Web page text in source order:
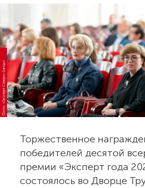
Фото: «Эксперт Северо-Запад»
Торжественное
победителей десятой
премии «Эксперт года
состоялось во Дворце